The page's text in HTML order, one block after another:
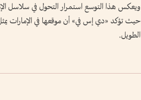
ويعكس هذا التوسع استمرار التحول في سلاسل
حيث تؤكد «دي إس في» أن موقعها في الإمارات يمثل
الطويل.